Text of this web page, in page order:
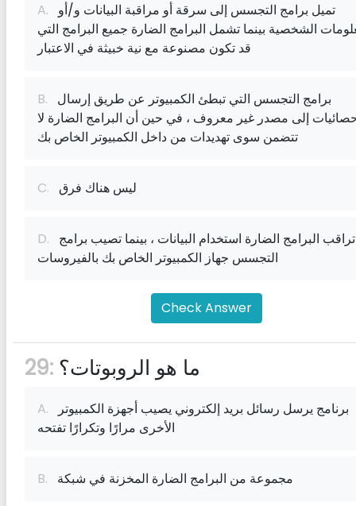
A.
الشخصية بينما تشمل البرامج الضارة جميع البرامج التي
قد تكون مصنوعة مع نية خبيثة في الاعتبار
B.
إلى مصدر غير معروف ، في حين أن البرامج الضارة لا
تتضمن سوى تهديدات من داخل الكمبيوتر الخاص بك
C. ليس هناك فرق
D.
التجسس جهاز الكمبيوتر الخاص بك بالفيروسات
Check Answer
29: ما هو الروبوتات؟
A.
الأخرى مرارًا وتكرارًا تفتحه
B. مجموعة من البرامج الضارة المخزنة في شبكة